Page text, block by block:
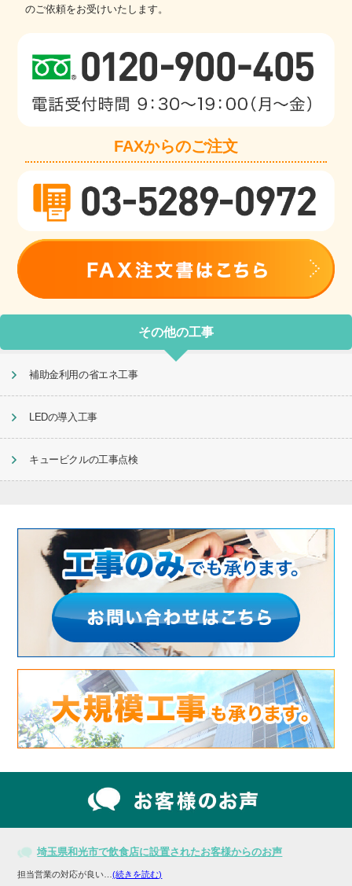
のご依頼をお受けいたします。
FAXからのご注文
その他の工事
補助金利用の省エネ工事
LEDの導入工事
キュービクルの工事点検
埼玉県和光市で飲食店に設置されたお客様からのお声
担当営業の対応が良い…(続きを読む)